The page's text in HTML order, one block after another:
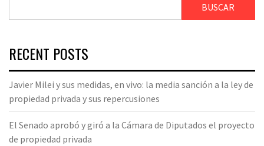
BUSCAR
RECENT POSTS
Javier Milei y sus medidas, en vivo: la media sanción a la ley de
propiedad privada y sus repercusiones
El Senado aprobó y giró a la Cámara de Diputados el proyecto
de propiedad privada